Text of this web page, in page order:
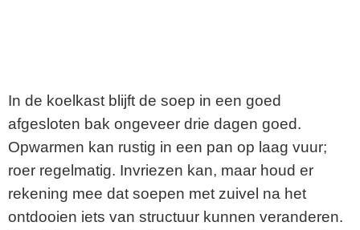
In de koelkast blijft de soep in een goed
afgesloten bak ongeveer drie dagen goed.
Opwarmen kan rustig in een pan op laag vuur;
roer regelmatig. Invriezen kan, maar houd er
rekening mee dat soepen met zuivel na het
ontdooien iets van structuur kunnen veranderen.